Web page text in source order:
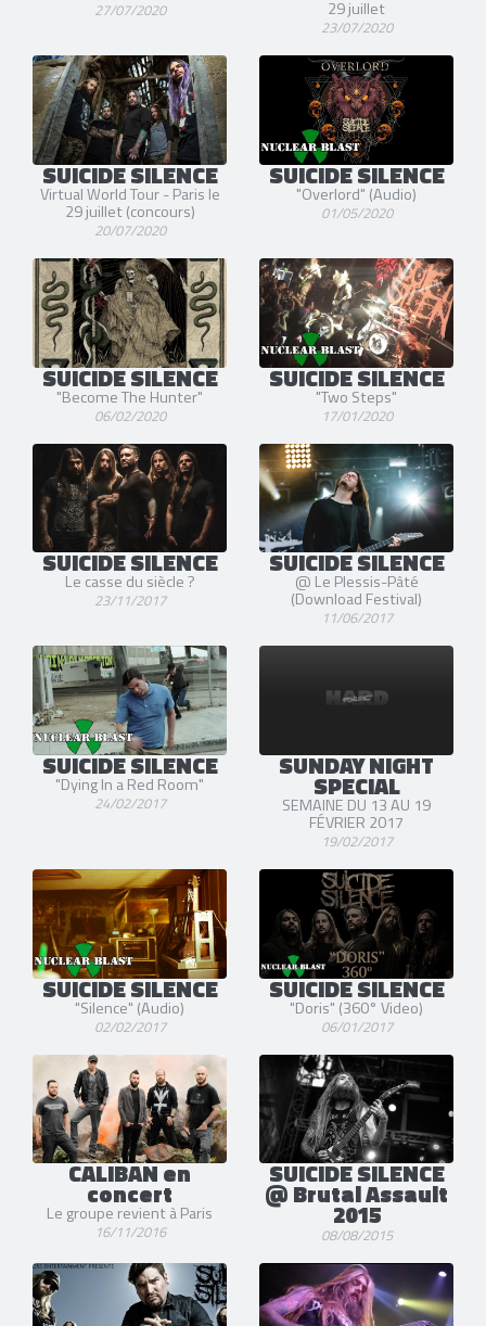
27/07/2020 29 juillet
23/07/2020
SUICIDE SILENCE
Virtual World Tour - Paris le
29 juillet (concours)
20/07/2020
SUICIDE SILENCE
"Overlord" (Audio)
01/05/2020
SUICIDE SILENCE
"Become The Hunter"
06/02/2020
SUICIDE SILENCE
"Two Steps"
17/01/2020
SUICIDE SILENCE
Le casse du siècle ?
23/11/2017
SUICIDE SILENCE
@ Le Plessis-Pâté
(Download Festival)
11/06/2017
SUICIDE SILENCE
"Dying In a Red Room"
24/02/2017
SUNDAY NIGHT
SPECIAL
SEMAINE DU 13 AU 19
FÉVRIER 2017
19/02/2017
SUICIDE SILENCE
"Silence" (Audio)
02/02/2017
SUICIDE SILENCE
"Doris" (360° Video)
06/01/2017
CALIBAN en
concert
Le groupe revient à Paris
16/11/2016
SUICIDE SILENCE
@ Brutal Assault
2015
08/08/2015